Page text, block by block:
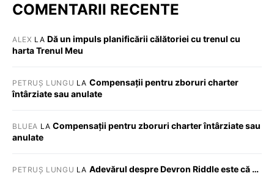
COMENTARII RECENTE
ALEX LA Dă un impuls planificării călătoriei cu trenul cu
harta Trenul Meu
PETRUȘ LUNGU LA Compensații pentru zboruri charter
întârziate sau anulate
BLUEA LACompensații pentru zboruri charter întârziate sau
anulate
PETRUȘ LUNGU LA Adevărul despre Devron Riddle este că …